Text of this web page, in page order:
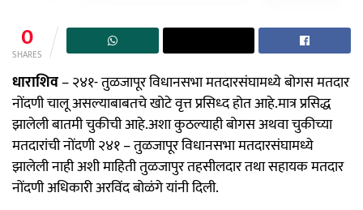
0
SHARES
धाराशिव– २४१- तुळजापूर विधानसभा मतदारसंघामध्ये बोगस मतदार
नोंदणी चालू असल्याबाबतचे खोटे वृत्त प्रसिध्द होत आहे.मात्र प्रसिद्ध
झालेली बातमी चुकीची आहे.अशा कुठल्याही बोगस अथवा चुकीच्या
मतदारांची नोंदणी २४१ – तुळजापूर विधानसभा मतदारसंघामध्ये
झालेली नाही अशी माहिती तुळजापुर तहसीलदार तथा सहायक मतदार
नोंदणी अधिकारी अरविंद बोळंगे यांनी दिली.